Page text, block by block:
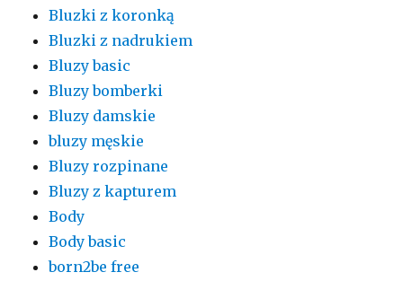
Bluzki z koronką
Bluzki z nadrukiem
Bluzy basic
Bluzy bomberki
Bluzy damskie
bluzy męskie
Bluzy rozpinane
Bluzy z kapturem
Body
Body basic
born2be free